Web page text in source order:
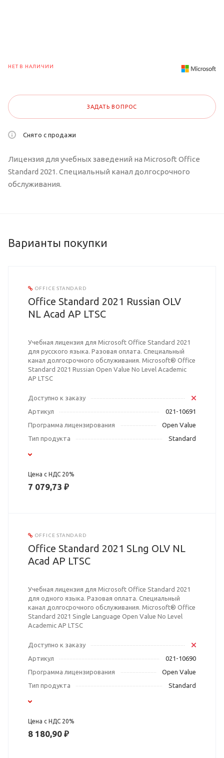
НЕТ В НАЛИЧИИ
ЗАДАТЬ ВОПРОС
Снято с продажи
Лицензия для учебных заведений на Microsoft Office
Standard 2021. Специальный канал долгосрочного
обслуживания.
Варианты покупки
OFFICE STANDARD
Office Standard 2021 Russian OLV
NL Acad AP LTSC
Учебная лицензия для Microsoft Office Standard 2021
для русского языка. Разовая оплата. Специальный
канал долгосрочного обслуживания. Microsoft® Office
Standard 2021 Russian Open Value No Level Academic
AP LTSC
Доступно к заказу
Артикул
021-10691
Программа лицензирования
Open Value
Тип продукта
Standard
Цена с НДС 20%
7 079,73 ₽
OFFICE STANDARD
Office Standard 2021 SLng OLV NL
Acad AP LTSC
Учебная лицензия для Microsoft Office Standard 2021
для одного языка. Разовая оплата. Специальный
канал долгосрочного обслуживания. Microsoft® Office
Standard 2021 Single Language Open Value No Level
Academic AP LTSC
Доступно к заказу
Артикул
021-10690
Программа лицензирования
Open Value
Тип продукта
Standard
Цена с НДС 20%
8 180,90 ₽